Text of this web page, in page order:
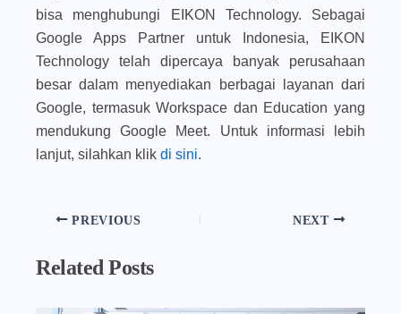
bisa menghubungi EIKON Technology. Sebagai
Google Apps Partner untuk Indonesia, EIKON
Technology telah dipercaya banyak perusahaan
besar dalam menyediakan berbagai layanan dari
Google, termasuk Workspace dan Education yang
mendukung Google Meet. Untuk informasi lebih
lanjut, silahkan klik di sini.
PREVIOUS NEXT
Related Posts